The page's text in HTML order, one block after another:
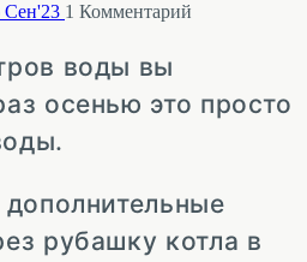
Сен'23 1 Комментарий
воды вы
осенью это просто
рубашку котла в